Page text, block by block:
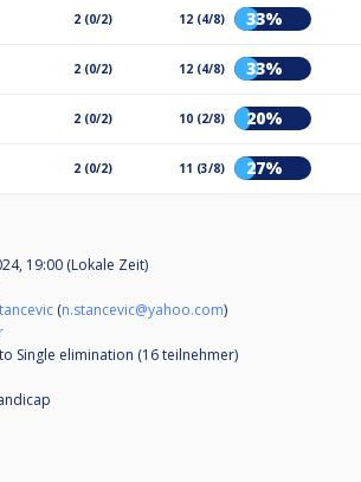
2 (0/2) 12 (4/8) 33%
2 (0/2) 12 (4/8) 33%
2 (0/2) 10 (2/8) 20%
2 (0/2) 11 (3/8) 27%
19:00 (Lokale Zeit)
(n.stancevic@yahoo.com)
Single elimination (16teilnehmer)